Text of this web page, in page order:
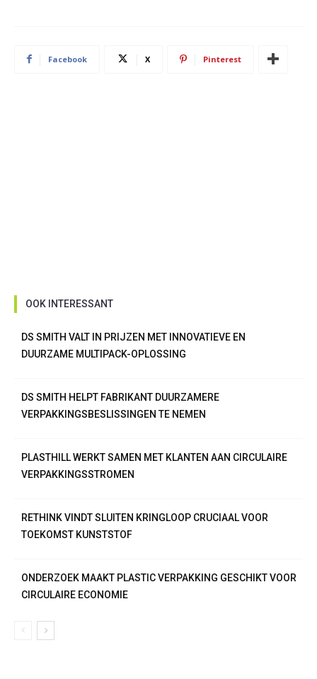
Facebook X Pinterest
OOK INTERESSANT
DS SMITH VALT IN PRIJZEN MET INNOVATIEVE EN
DUURZAME MULTIPACK-OPLOSSING
DS SMITH HELPT FABRIKANT DUURZAMERE
VERPAKKINGSBESLISSINGEN TE NEMEN
PLASTHILL WERKT SAMEN MET KLANTEN AAN CIRCULAIRE
VERPAKKINGSSTROMEN
RETHINK VINDT SLUITEN KRINGLOOP CRUCIAAL VOOR
TOEKOMST KUNSTSTOF
ONDERZOEK MAAKT PLASTIC VERPAKKING GESCHIKT VOOR
CIRCULAIRE ECONOMIE